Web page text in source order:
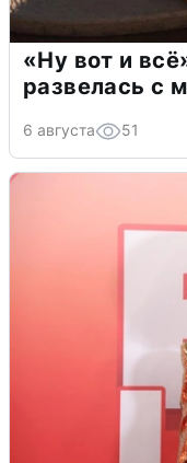
«Ну вот и
развелась с
6 августа 51